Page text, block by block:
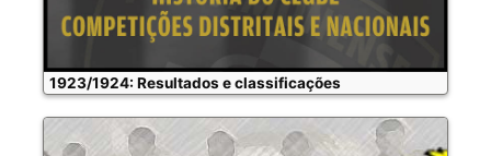
1923/1924: Resultados e classificações